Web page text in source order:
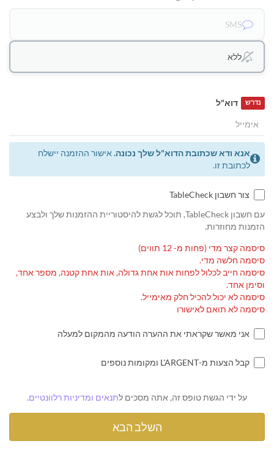
SMS
ללא
דוא"ל נדרש
אנא ודא שכתובת הדוא"ל שלך נכונה. אישור ההזמנה יישלח
לכתובת זו.
צור חשבון TableCheck
עם חשבון TableCheck, תוכל לגשת להיסטוריית ההזמנות שלך ולבצע
הזמנות מחוזרות.
סיסמה קצר מדי (פחות מ- 12 תווים)
סיסמה חלשה מדי.
סיסמה חייב לכלול לפחות אות אחת גדולה, אות אחת קטנה, מספר אחד,
וסימן אחד.
סיסמה לא יכול להכיל חלק מאימייל.
סיסמה לא תואם לאישורו
אני מאשר שקראתי את ההערה הודעה מהמקום למעלה
קבל הצעות מ-L'ARGENT ומקומות נוספים
על ידי הגשת טופס זה, אתה מסכים לתנאים ומדיניות רלוונטיים.